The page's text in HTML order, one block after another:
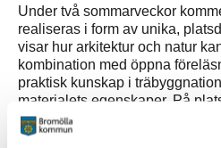
Under två sommarveckor
realiseras i form av unika,
visar hur arkitektur och natur
kombination med öppna
praktisk kunskap i
materialets egenskaper. På
föreläsare och coacher som
studenterna under sin vistelse.